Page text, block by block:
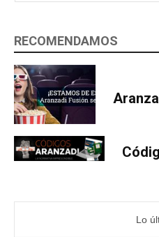
RECOMENDAMOS
Lo